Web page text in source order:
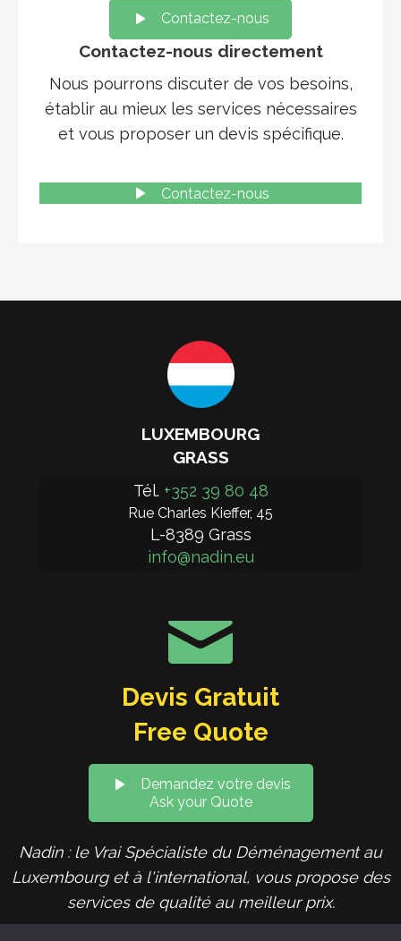
Contactez-nous
Contactez-nous directement
Nous pourrons discuter de vos besoins,
établir au mieux les services nécessaires
et vous proposer un devis spécifique.
Contactez-nous
LUXEMBOURG
GRASS
Tél. +352 39 80 48
Rue Charles Kieffer, 45
L-8389 Grass
info@nadin.eu
Devis Gratuit
Free Quote
Demandez votre devis
Ask your Quote
Nadin : le Vrai Spécialiste du Déménagement au
Luxembourg et à l'international, vous propose des
services de qualité au meilleur prix.